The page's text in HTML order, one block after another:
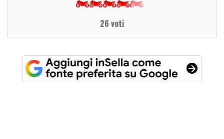
26 voti